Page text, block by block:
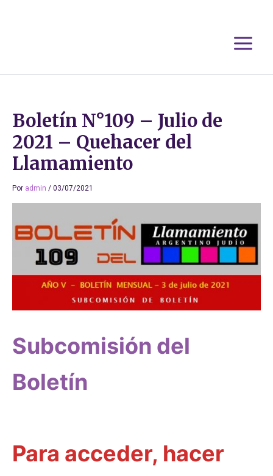
Boletín N°109 – Julio de
2021 – Quehacer del
Llamamiento
Por admin / 03/07/2021
Subcomisión del
Boletín
Para acceder, hacer